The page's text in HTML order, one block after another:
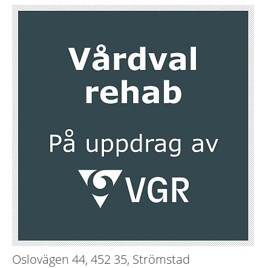
Oslovägen 44, 452 35, Strömstad